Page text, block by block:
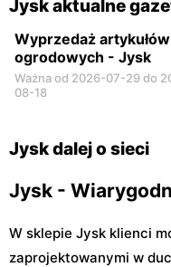
Reymonta 7a
Jysk aktualne
Wyprzedaż artykułów
ogrodowych - Jysk
Ważna od 2026-07-29 do
08-18
Jysk dalej o sieci
Jysk -
W sklepie Jysk klienci
zaprojektowanymi w